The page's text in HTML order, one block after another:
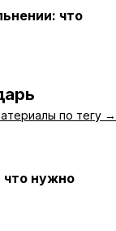
что
по тегу →
что нужно